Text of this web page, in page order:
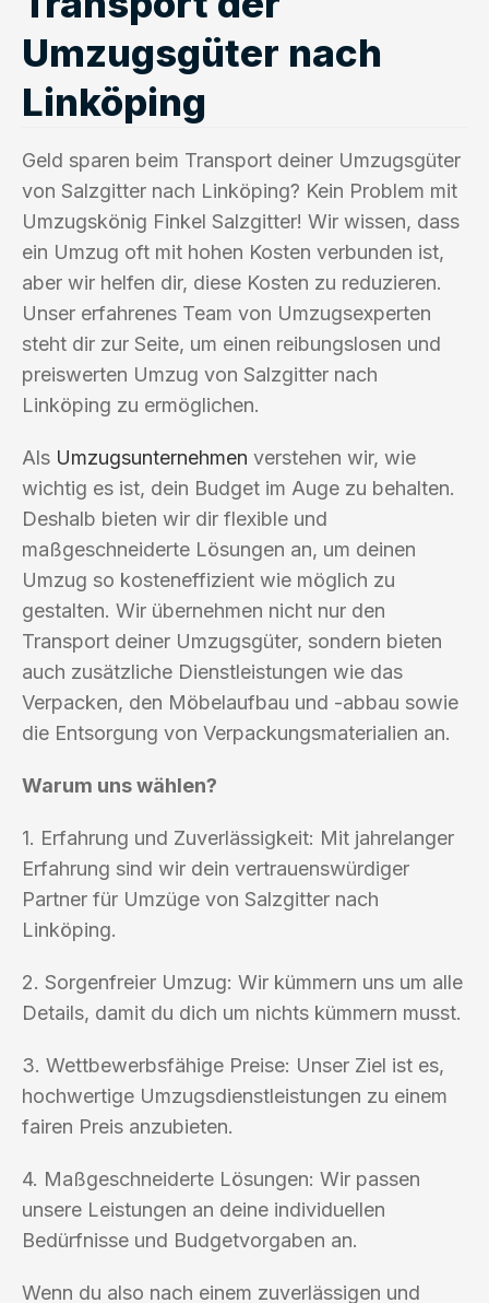
Umzugsgüter nach
Linköping
Geld sparen beim Transport deiner Umzugsgüter
von Salzgitter nach Linköping? Kein Problem mit
Umzugskönig Finkel Salzgitter! Wir wissen, dass
ein Umzug oft mit hohen Kosten verbunden ist,
aber wir helfen dir, diese Kosten zu reduzieren.
Unser erfahrenes Team von Umzugsexperten
steht dir zur Seite, um einen reibungslosen und
preiswerten Umzug von Salzgitter nach
Linköping zu ermöglichen.
Als Umzugsunternehmen verstehen wir, wie
wichtig es ist, dein Budget im Auge zu behalten.
Deshalb bieten wir dir flexible und
maßgeschneiderte Lösungen an, um deinen
Umzug so kosteneffizient wie möglich zu
gestalten. Wir übernehmen nicht nur den
Transport deiner Umzugsgüter, sondern bieten
auch zusätzliche Dienstleistungen wie das
Verpacken, den Möbelaufbau und -abbau sowie
die Entsorgung von Verpackungsmaterialien an.
Warum uns wählen?
1. Erfahrung und Zuverlässigkeit: Mit jahrelanger
Erfahrung sind wir dein vertrauenswürdiger
Partner für Umzüge von Salzgitter nach
Linköping.
2. Sorgenfreier Umzug: Wir kümmern uns um alle
Details, damit du dich um nichts kümmern musst.
3. Wettbewerbsfähige Preise: Unser Ziel ist es,
hochwertige Umzugsdienstleistungen zu einem
fairen Preis anzubieten.
4. Maßgeschneiderte Lösungen: Wir passen
unsere Leistungen an deine individuellen
Bedürfnisse und Budgetvorgaben an.
Wenn du also nach einem zuverlässigen und